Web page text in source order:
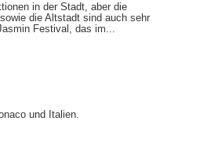
in der Stadt, aber die
die Altstadt sind auch sehr
Festival, das im...
und Italien.